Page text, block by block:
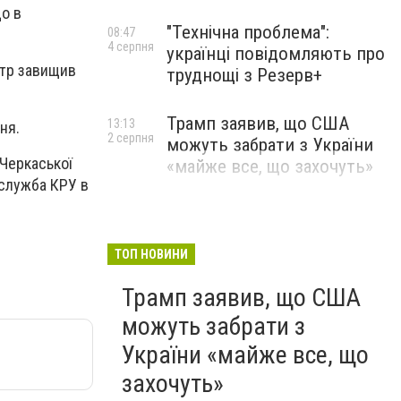
в
завищив
КРУ в
"Технічна проблема":
українці повідомляють про
труднощі з Резерв+
08:47
4 серпня
Трамп заявив, що США
можуть забрати з України
«майже все, що захочуть»
13:13
2 серпня
ТОП НОВИНИ
Трамп заявив, що США
можуть забрати з
України «майже все, що
захочуть»